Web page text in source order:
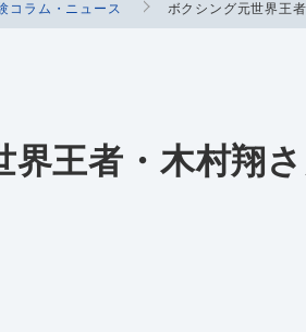
コラム・ニュース ボクシング元世界王
界王者・木村翔